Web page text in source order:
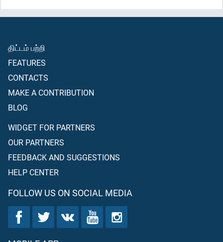
திட்டம் பற்றி
FEATURES
CONTACTS
MAKE A CONTRIBUTION
BLOG
WIDGET FOR PARTNERS
OUR PARTNERS
FEEDBACK AND SUGGESTIONS
HELP CENTER
FOLLOW US ON SOCIAL MEDIA